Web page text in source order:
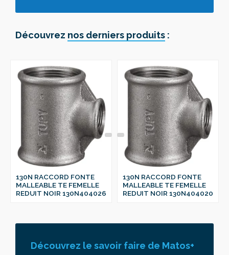
Découvrez nos derniers produits :
130N RACCORD FONTE
MALLEABLE TE FEMELLE
REDUIT NOIR 130N404026
130N RACCORD FONTE
MALLEABLE TE FEMELLE
REDUIT NOIR 130N404020
Découvrez le savoir faire de Matos+